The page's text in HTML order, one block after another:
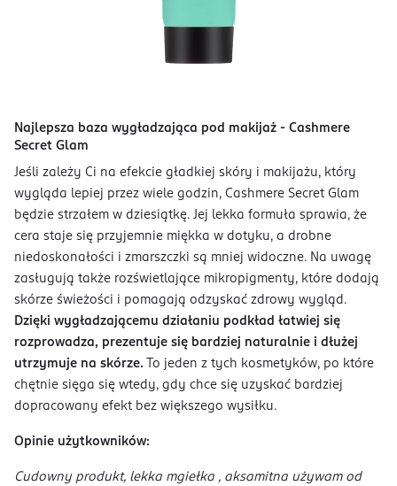
Najlepsza baza wygładzająca pod makijaż - Cashmere
Secret Glam
Jeśli zależy Ci na efekcie gładkiej skóry i makijażu, który
wygląda lepiej przez wiele godzin, Cashmere Secret Glam
będzie strzałem w dziesiątkę. Jej lekka formuła sprawia, że
cera staje się przyjemnie miękka w dotyku, a drobne
niedoskonałości i zmarszczki są mniej widoczne. Na uwagę
zasługują także rozświetlające mikropigmenty, które dodają
skórze świeżości i pomagają odzyskać zdrowy wygląd.
Dzięki wygładzającemu działaniu podkład łatwiej się
rozprowadza, prezentuje się bardziej naturalnie i dłużej
utrzymuje na skórze. To jeden z tych kosmetyków, po które
chętnie sięga się wtedy, gdy chce się uzyskać bardziej
dopracowany efekt bez większego wysiłku.
Opinie użytkowników:
Cudowny produkt, lekka mgiełka , aksamitna używam od